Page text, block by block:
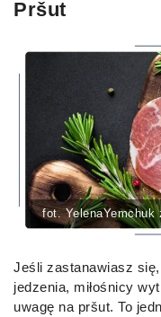
Pršut
fot.
Jeśli zastanawiasz
jedzenia, miłośnicy
uwagę na pršut. To